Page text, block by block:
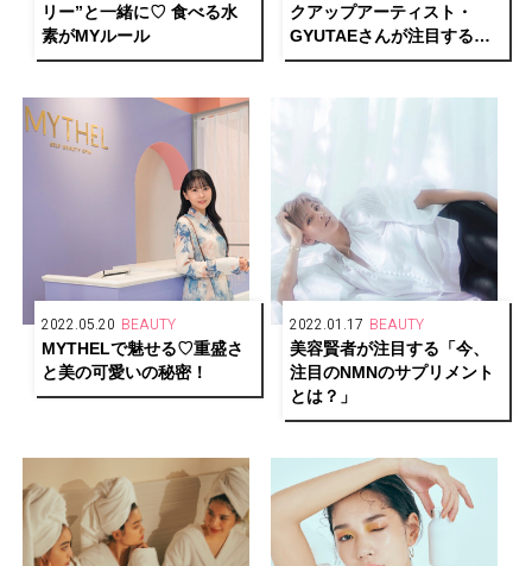
リー”と一緒に♡ 食べる水
素がMYルール
クアップアーティスト・
GYUTAEさんが注目する
「NMN」って？美人外科
2022.05.20 BEAUTY
MYTHELで魅せる♡重盛さ
と美の可愛いの秘密！
2022.01.17 BEAUTY
美容賢者が注目する「今、
注目のNMNのサプリメント
とは？」